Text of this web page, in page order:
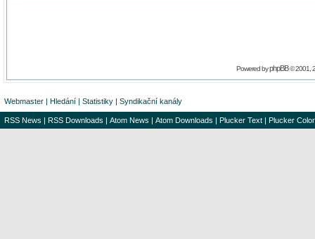
Powered byphpBB© 2001,
Webmaster | Hledání | Statistiky | Syndikační kanály
RSS News | RSS Downloads | Atom News | Atom Downloads | Plucker Text | Plucker Color